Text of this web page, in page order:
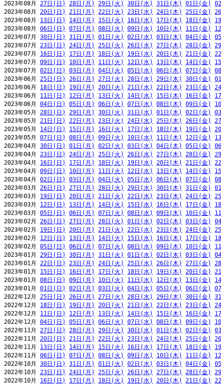
2023年08月 27日(日) 28日(月) 29日(火) 30日(水) 31日(木) 01日(金)
2023年08月 20日(日) 21日(月) 22日(火) 23日(水) 24日(木) 25日(金)
2023年08月 13日(日) 14日(月) 15日(火) 16日(水) 17日(木) 18日(金)
2023年08月 06日(日) 07日(月) 08日(火) 09日(水) 10日(木) 11日(金)
2023年07月 30日(日) 31日(月) 01日(火) 02日(水) 03日(木) 04日(金)
2023年07月 23日(日) 24日(月) 25日(火) 26日(水) 27日(木) 28日(金)
2023年07月 16日(日) 17日(月) 18日(火) 19日(水) 20日(木) 21日(金)
2023年07月 09日(日) 10日(月) 11日(火) 12日(水) 13日(木) 14日(金)
2023年07月 02日(日) 03日(月) 04日(火) 05日(水) 06日(木) 07日(金)
2023年06月 25日(日) 26日(月) 27日(火) 28日(水) 29日(木) 30日(金)
2023年06月 18日(日) 19日(月) 20日(火) 21日(水) 22日(木) 23日(金)
2023年06月 11日(日) 12日(月) 13日(火) 14日(水) 15日(木) 16日(金)
2023年06月 04日(日) 05日(月) 06日(火) 07日(水) 08日(木) 09日(金)
2023年05月 28日(日) 29日(月) 30日(火) 31日(水) 01日(木) 02日(金)
2023年05月 21日(日) 22日(月) 23日(火) 24日(水) 25日(木) 26日(金)
2023年05月 14日(日) 15日(月) 16日(火) 17日(水) 18日(木) 19日(金)
2023年05月 07日(日) 08日(月) 09日(火) 10日(水) 11日(木) 12日(金)
2023年04月 30日(日) 01日(月) 02日(火) 03日(水) 04日(木) 05日(金)
2023年04月 23日(日) 24日(月) 25日(火) 26日(水) 27日(木) 28日(金)
2023年04月 16日(日) 17日(月) 18日(火) 19日(水) 20日(木) 21日(金)
2023年04月 09日(日) 10日(月) 11日(火) 12日(水) 13日(木) 14日(金)
2023年04月 02日(日) 03日(月) 04日(火) 05日(水) 06日(木) 07日(金)
2023年03月 26日(日) 27日(月) 28日(火) 29日(水) 30日(木) 31日(金)
2023年03月 19日(日) 20日(月) 21日(火) 22日(水) 23日(木) 24日(金)
2023年03月 12日(日) 13日(月) 14日(火) 15日(水) 16日(木) 17日(金)
2023年03月 05日(日) 06日(月) 07日(火) 08日(水) 09日(木) 10日(金)
2023年02月 26日(日) 27日(月) 28日(火) 01日(水) 02日(木) 03日(金)
2023年02月 19日(日) 20日(月) 21日(火) 22日(水) 23日(木) 24日(金)
2023年02月 12日(日) 13日(月) 14日(火) 15日(水) 16日(木) 17日(金)
2023年02月 05日(日) 06日(月) 07日(火) 08日(水) 09日(木) 10日(金)
2023年01月 29日(日) 30日(月) 31日(火) 01日(水) 02日(木) 03日(金)
2023年01月 22日(日) 23日(月) 24日(火) 25日(水) 26日(木) 27日(金)
2023年01月 15日(日) 16日(月) 17日(火) 18日(水) 19日(木) 20日(金)
2023年01月 08日(日) 09日(月) 10日(火) 11日(水) 12日(木) 13日(金)
2023年01月 01日(日) 02日(月) 03日(火) 04日(水) 05日(木) 06日(金)
2022年12月 25日(日) 26日(月) 27日(火) 28日(水) 29日(木) 30日(金)
2022年12月 18日(日) 19日(月) 20日(火) 21日(水) 22日(木) 23日(金)
2022年12月 11日(日) 12日(月) 13日(火) 14日(水) 15日(木) 16日(金)
2022年12月 04日(日) 05日(月) 06日(火) 07日(水) 08日(木) 09日(金)
2022年11月 27日(日) 28日(月) 29日(火) 30日(水) 01日(木) 02日(金)
2022年11月 20日(日) 21日(月) 22日(火) 23日(水) 24日(木) 25日(金)
2022年11月 13日(日) 14日(月) 15日(火) 16日(水) 17日(木) 18日(金)
2022年11月 06日(日) 07日(月) 08日(火) 09日(水) 10日(木) 11日(金)
2022年10月 30日(日) 31日(月) 01日(火) 02日(水) 03日(木) 04日(金)
2022年10月 23日(日) 24日(月) 25日(火) 26日(水) 27日(木) 28日(金)
2022年10月 16日(日) 17日(月) 18日(火) 19日(水) 20日(木) 21日(金)